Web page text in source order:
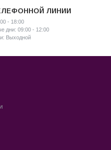
ЛИНИИ
- 18:00
дни: 09:00 - 12:00
Выходной